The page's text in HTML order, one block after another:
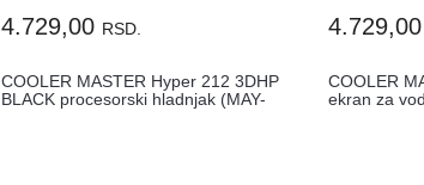
4.729,00 RSD.
COOLER MASTER Hyper 212 3DHP
BLACK procesorski hladnjak (MAY-
4.729,00
COOLER
ekran za